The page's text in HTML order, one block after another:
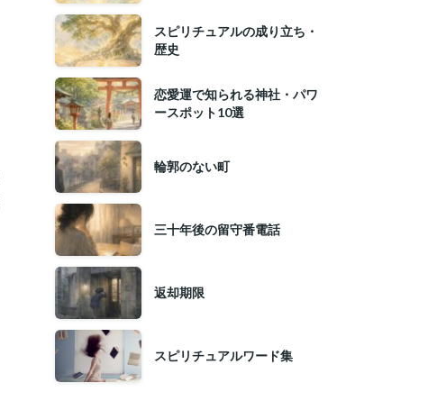
スピリチュアルの成り立ち・
歴史
恋愛運で知られる神社・パワ
ースポット10選
輪郭のない町
三十年後の留守番電話
返却期限
スピリチュアルワード集